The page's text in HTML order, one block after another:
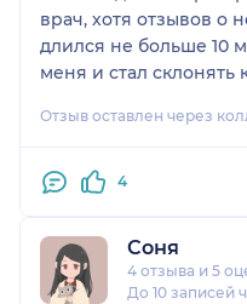
врач, хотя отзывов о
длился не больше 10
меня и стал
наговорил страшного
другому
Отзыв оставлен через
4
Соня
4 отзыва и 5
До 10 записей